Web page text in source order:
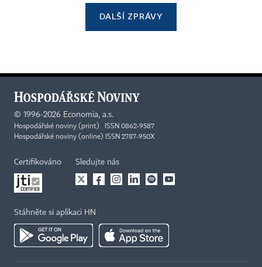
DALŠÍ ZPRÁVY
© 1996-2026 Economia, a.s.
Hospodářské noviny (print) ISSN 0862-9587
Hospodářské noviny (online) ISSN 2787-950X
Certifikováno Sledujte nás
Stáhněte si aplikaci HN